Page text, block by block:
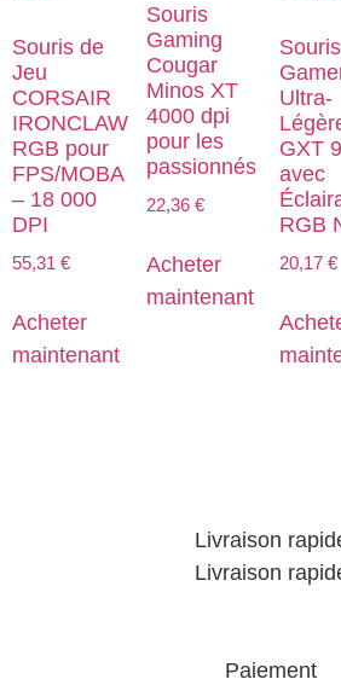
Souris de
Jeu
CORSAIR
IRONCLAW
RGB pour
FPS/MOBA
– 18 000
DPI
55,31 €
Acheter
maintenant
Souris
Gaming
Cougar
Minos XT
4000 dpi
pour les
passionnés
22,36 €
Acheter
maintenant
Souris
Ultra-
GXT
avec
RGB
20,17€
Livraison
Livraison
Paiement